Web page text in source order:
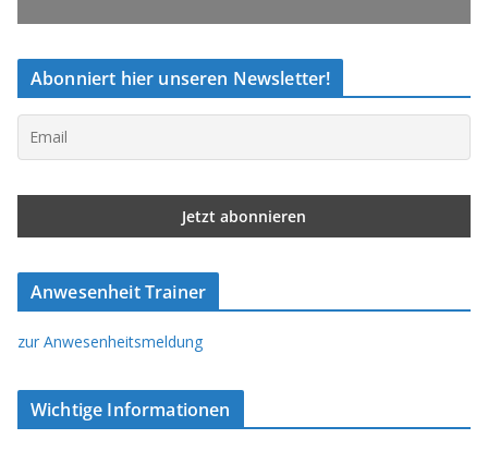
Abonniert hier unseren Newsletter!
Anwesenheit Trainer
zur Anwesenheitsmeldung
Wichtige Informationen